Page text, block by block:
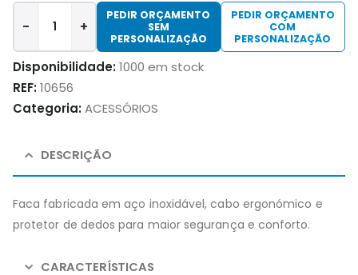
- +
PEDIR ORÇAMENTO
SEM
PERSONALIZAÇÃO
PEDIR ORÇAMENTO
COM
PERSONALIZAÇÃO
Disponibilidade:1000 em stock
REF:10656
Categoria:ACESSÓRIOS
DESCRIÇÃO
Faca fabricada em aço inoxidável, cabo ergonómico e
protetor de dedos para maior segurança e conforto.
CARACTERÍSTICAS